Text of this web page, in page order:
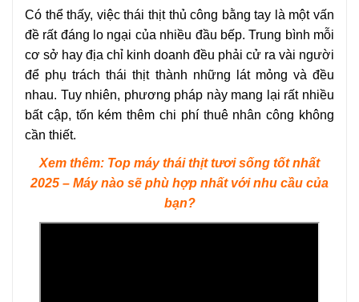
Có thể thấy, việc thái thịt thủ công bằng tay là một vấn
đề rất đáng lo ngại của nhiều đầu bếp. Trung bình mỗi
cơ sở hay địa chỉ kinh doanh đều phải cử ra vài người
để phụ trách thái thịt thành những lát mỏng và đều
nhau. Tuy nhiên, phương pháp này mang lại rất nhiều
bất cập, tốn kém thêm chi phí thuê nhân công không
cần thiết.
Xem thêm: Top máy thái thịt tươi sống tốt nhất
2025 – Máy nào sẽ phù hợp nhất với nhu cầu của
bạn?